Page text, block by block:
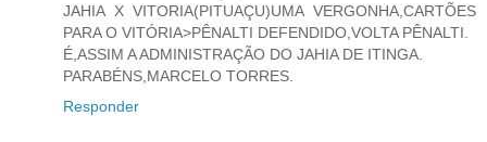
JAHIA X VITORIA(PITUAÇU)UMA VERGONHA,CARTÕES
PARA O VITÓRIA>PÊNALTI DEFENDIDO,VOLTA PÊNALTI.
É,ASSIM A ADMINISTRAÇÃO DO JAHIA DE ITINGA.
PARABÉNS,MARCELO TORRES.
Responder